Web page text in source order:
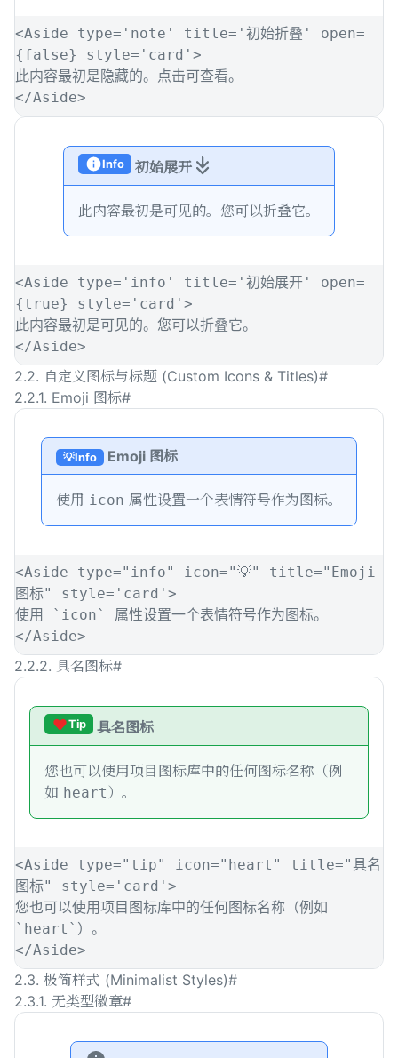
<Aside type= ' note ' title= ' 初始折叠 ' open=
{false} style= ' card ' >
此内容最初是隐藏的。点击可查看。
</Aside>
Info 初始展开
此内容最初是可见的。您可以折叠它。
<Aside type= ' info ' title= ' 初始展开 ' open=
{true} style= ' card ' >
此内容最初是可见的。您可以折叠它。
</Aside>
2.2. 自定义图标与标题 (Custom Icons & Titles)#
2.2.1. Emoji 图标#
💡Info Emoji 图标
使用 icon 属性设置一个表情符号作为图标。
<Aside type=" info" icon="💡" title=" Emoji
图标" style= ' card ' >
使用
` icon`
属性设置一个表情符号作为图标。
</Aside>
2.2.2. 具名图标#
Tip 具名图标
您也可以使用项目图标库中的任何图标名称（例
如 heart）。
<Aside type=" tip" icon=" heart " title="具名
图标" style= ' card ' >
` heart ` ）。
</Aside>
2.3. 极简样式 (Minimalist Styles)#
2.3.1. 无类型徽章#